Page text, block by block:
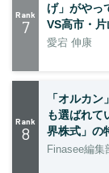
Rank
7
げ」がやっ
VS高市・
愛宕 伸康
Rank
8
「オルカ
も選ばれて
界株式」の
Finasee編集